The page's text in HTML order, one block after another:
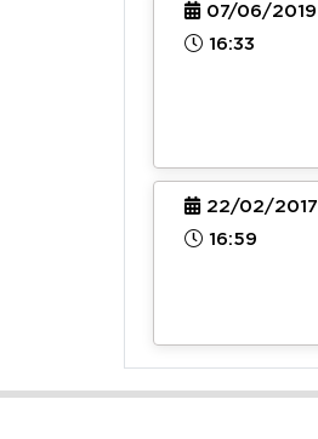
07/06/2019
16:33
22/02/2017
16:59